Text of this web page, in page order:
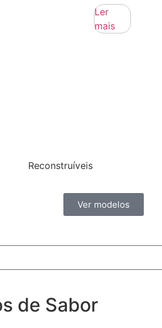
Reconstruíveis
Ver modelos
de Sabor
Ler
mais